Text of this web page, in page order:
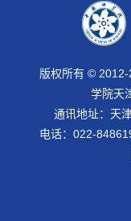
版权所有 © 2012-
学院天
通讯地址：天
电话：022-